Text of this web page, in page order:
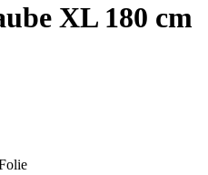
XL 180 cm